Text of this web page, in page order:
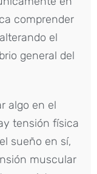
comprender
el
general del
algo en el
tensión física
sueño en sí,
muscular